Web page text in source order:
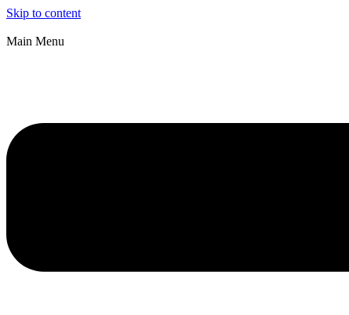
Skip to content
Main Menu